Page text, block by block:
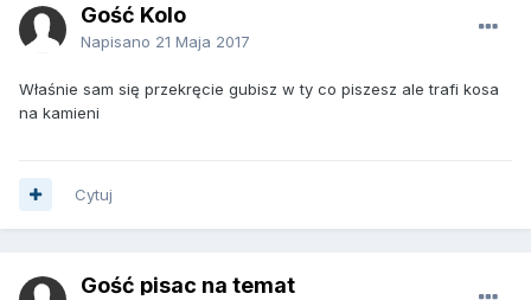
Gość Kolo
Napisano 21 Maja 2017
Właśnie sam się przekręcie gubisz w ty co piszesz ale trafi kosa
na kamieni
Cytuj
Gość pisac na temat